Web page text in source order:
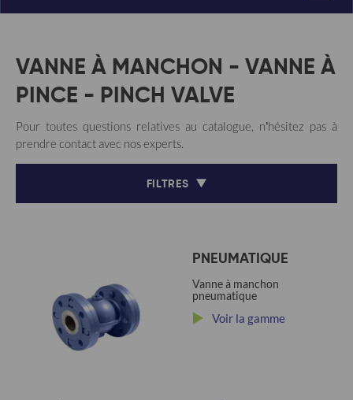
VANNE À MANCHON - VANNE À
PINCE - PINCH VALVE
Pour toutes questions relatives au catalogue, n’hésitez pas à
prendre contact avec nos experts.
FILTRES
PNEUMATIQUE
Vanne à manchon
pneumatique
Voir la gamme